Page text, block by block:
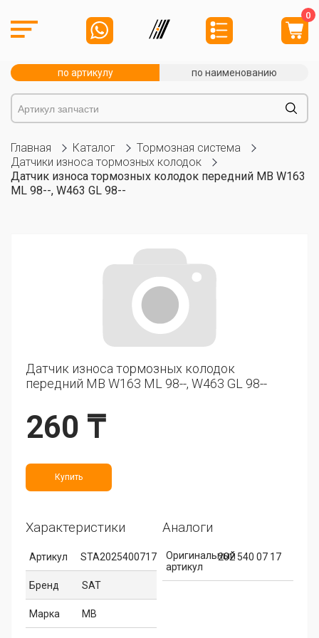
0
по артикулу по наименованию
Главная Каталог
Тормозная система
Датчики износа тормозных колодок
Датчик износа тормозных колодок передний MB W163
ML 98--, W463 GL 98--
Датчик износа тормозных колодок
передний MB W163 ML 98--, W463 GL 98--
260 ₸
Купить
Характеристики
Артикул STA2025400717
Бренд SAT
Марка MB
Аналоги
Оригинальный
артикул
202 540 07 17